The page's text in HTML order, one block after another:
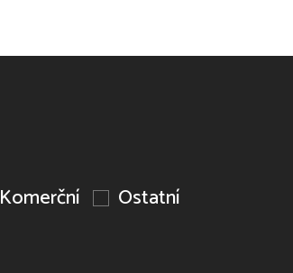
Komerční Ostatní